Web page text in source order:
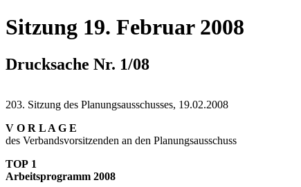
Sitzung 19. Februar 2008
Drucksache Nr. 1/08
203. Sitzung des Planungsausschusses, 19.02.2008
V O R L A G E
des Verbandsvorsitzenden an den Planungsausschuss
TOP 1
Arbeitsprogramm 2008